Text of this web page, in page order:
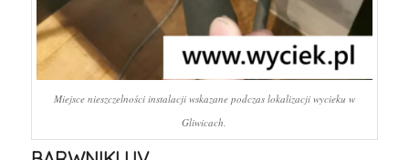
Miejsce nieszczelności instalacji wskazane podczas lokalizacji wycieku w
Gliwicach.